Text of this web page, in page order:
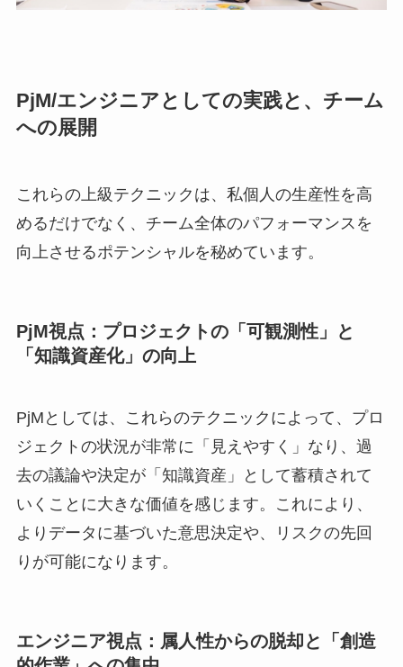
PjM/エンジニアとしての実践と、チーム
への展開
これらの上級テクニックは、私個人の生産性を高
めるだけでなく、チーム全体のパフォーマンスを
向上させるポテンシャルを秘めています。
PjM視点：プロジェクトの「可観測性」と
「知識資産化」の向上
PjMとしては、これらのテクニックによって、プロ
ジェクトの状況が非常に「見えやすく」なり、過
去の議論や決定が「知識資産」として蓄積されて
いくことに大きな価値を感じます。これにより、
よりデータに基づいた意思決定や、リスクの先回
りが可能になります。
エンジニア視点：属人性からの脱却と「創造